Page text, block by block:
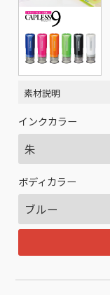
素材説明
インクカラー
ボディカラー